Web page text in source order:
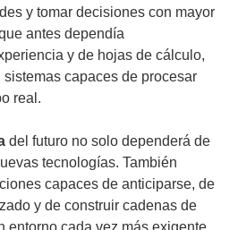
y tomar decisiones con mayor
antes dependía
y de hojas de cálculo,
capaces de procesar
real.
del futuro no solo dependerá de
tecnologías. También
capaces de anticiparse, de
y de construir cadenas de